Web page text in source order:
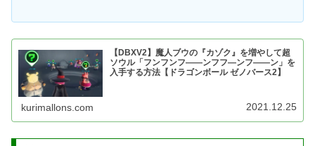
【DBXV2】魔人ブウの『カゾク』を増やして超
ソウル「フンフンフ――ンフフ―ンフ――ン」を
入手する方法【ドラゴンボール ゼノバース2】
kurimallons.com 2021.12.25